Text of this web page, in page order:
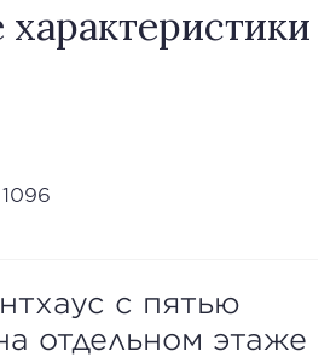
с пятью
отдельном этаже